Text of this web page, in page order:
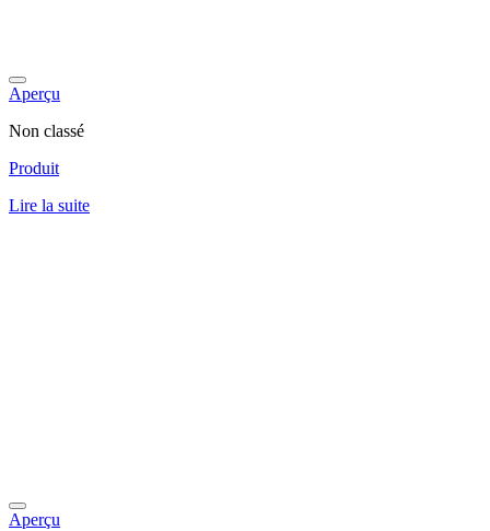
Aperçu
Non classé
Produit
Lire la suite
Aperçu